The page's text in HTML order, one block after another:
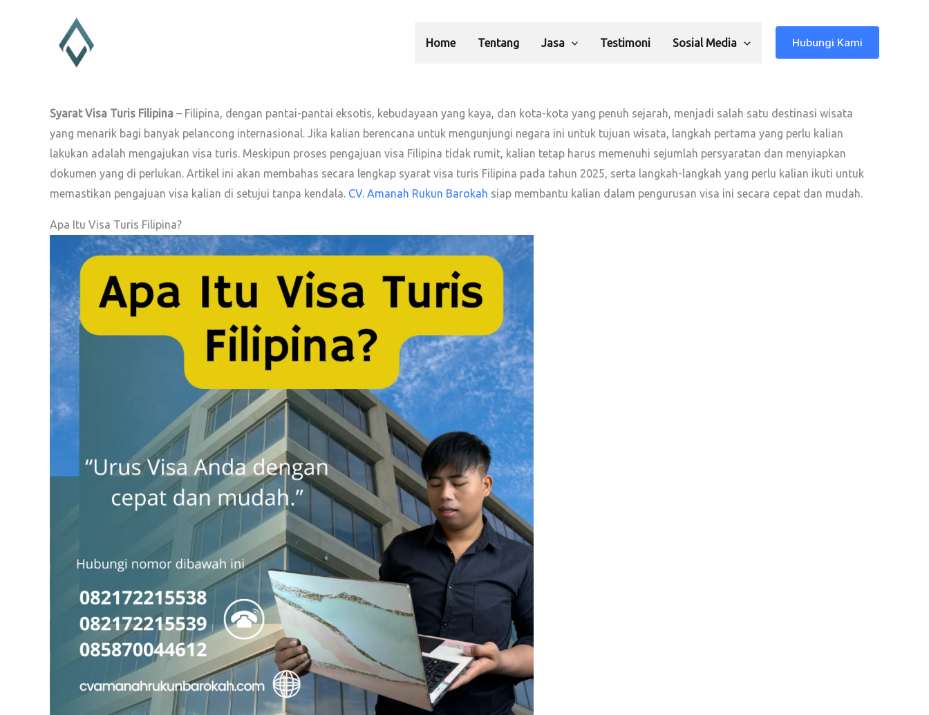
Home Tentang Jasa Testimoni Sosial Media Hubungi Kami
Syarat Visa Turis Filipina – Filipina, dengan pantai-pantai eksotis, kebudayaan yang kaya, dan kota-kota yang penuh sejarah, menjadi salah satu destinasi wisata
yang menarik bagi banyak pelancong internasional. Jika kalian berencana untuk mengunjungi negara ini untuk tujuan wisata, langkah pertama yang perlu kalian
lakukan adalah mengajukan visa turis. Meskipun proses pengajuan visa Filipina tidak rumit, kalian tetap harus memenuhi sejumlah persyaratan dan menyiapkan
dokumen yang di perlukan. Artikel ini akan membahas secara lengkap syarat visa turis Filipina pada tahun 2025, serta langkah-langkah yang perlu kalian ikuti untuk
memastikan pengajuan visa kalian di setujui tanpa kendala. CV. Amanah Rukun Barokah siap membantu kalian dalam pengurusan visa ini secara cepat dan mudah.
Apa Itu Visa Turis Filipina?